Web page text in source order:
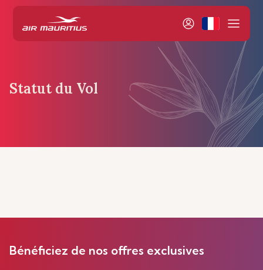
Statut du Vol
Bénéficiez de nos offres exclusives